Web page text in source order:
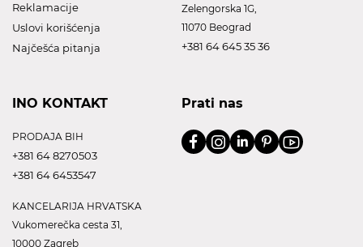
Reklamacije
Uslovi korišćenja
Najčešća pitanja
Zelengorska 1G,
11070 Beograd
+381 64 645 35 36
INO KONTAKT
PRODAJA BIH
+381 64 8270503
+381 64 6453547
KANCELARIJA HRVATSKA
Vukomerečka cesta 31,
10000 Zagreb
Prati nas